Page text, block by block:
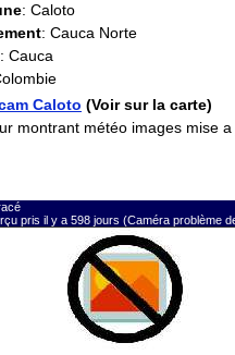
: Caloto
: Cauca Norte
: Cauca
Caloto (Voir sur la carte)
montrant météo images mise
pris il y a 598 jours (Caméra problème